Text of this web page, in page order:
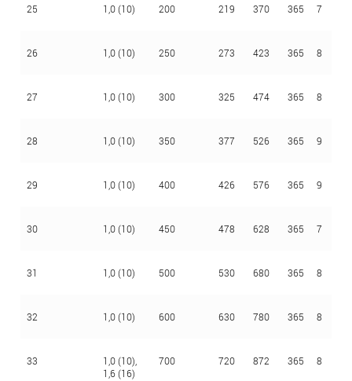
25 1,0 (10) 200 219 370 365 7
26 1,0 (10) 250 273 423 365 8
27 1,0 (10) 300 325 474 365 8
28 1,0 (10) 350 377 526 365 9
29 1,0 (10) 400 426 576 365 9
30 1,0 (10) 450 478 628 365 7
31 1,0 (10) 500 530 680 365 8
32 1,0 (10) 600 630 780 365 8
33
1,0 (10),
1,6 (16)
700 720 872 365 8